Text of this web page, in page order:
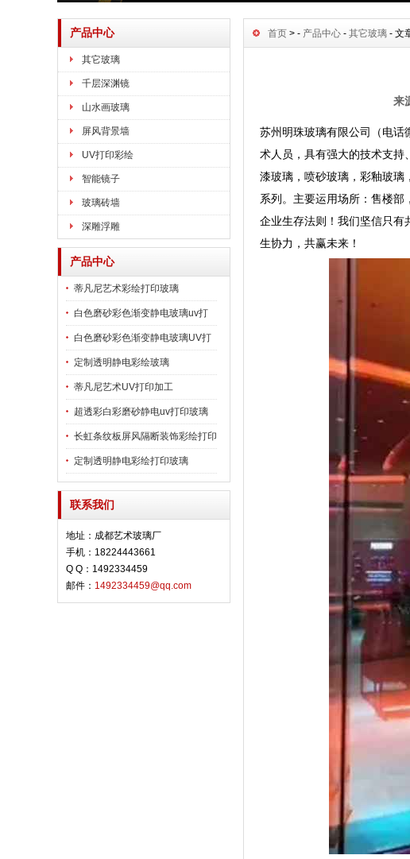
产品中心
其它玻璃
千层深渊镜
山水画玻璃
屏风背景墙
UV打印彩绘
智能镜子
玻璃砖墙
深雕浮雕
产品中心
蒂凡尼艺术彩绘打印玻璃
白色磨砂彩色渐变静电玻璃uv打
印玻璃
白色磨砂彩色渐变静电玻璃UV打
印加工
定制透明静电彩绘玻璃
蒂凡尼艺术UV打印加工
超透彩白彩磨砂静电uv打印玻璃
长虹条纹板屏风隔断装饰彩绘打印
玻璃
定制透明静电彩绘打印玻璃
联系我们
地址：成都艺术玻璃厂
手机：18224443661
Q Q：1492334459
邮件： 1492334459@qq.com
首页 > - 产品中心 - 其它玻璃 - 文
来
苏州明珠玻璃有限公司（电
术人员，具有强大的技术支持
漆玻璃，喷砂玻璃，彩釉玻璃
系列。主要运用场所：售楼部
企业生存法则！我们坚信只有
生协力，共赢未来！